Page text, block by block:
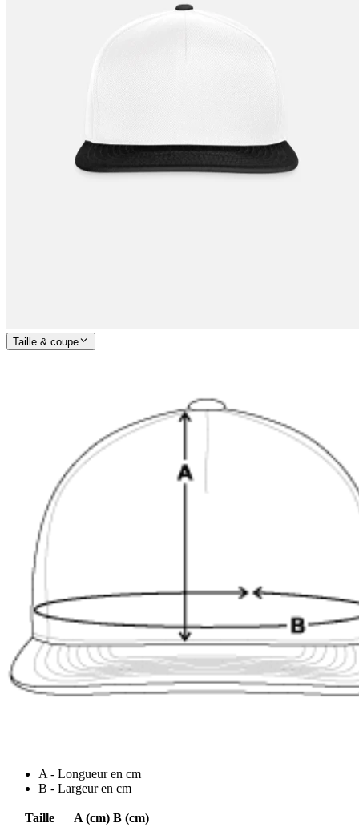
Taille & coupe
A - Longueur en cm
B - Largeur en cm
Taille A (cm) B (cm)